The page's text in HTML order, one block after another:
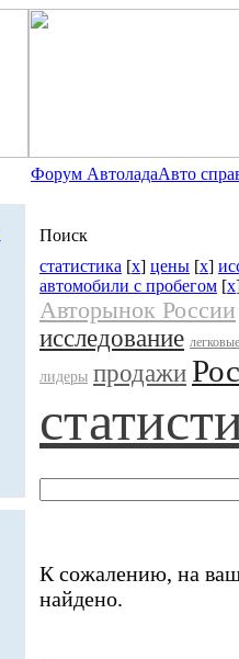
Форум АвтоладаАвто
Поиск
статистика [x] цены [x]
автомобили с пробегом [x
Авторынок России
исследование
лидеры продажи
К сожалению, на
найдено.